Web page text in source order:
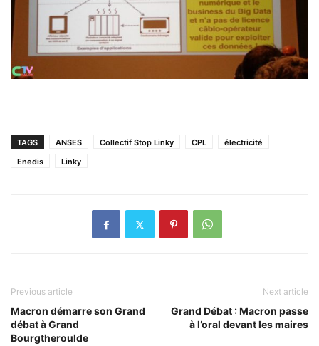
TAGS ANSES Collectif Stop Linky CPL
électricité
Enedis
Linky
Previous article
Macron démarre son Grand
débat à Grand
Bourgtheroulde
Next article
Grand Débat : Macron passe
à l’oral devant les maires